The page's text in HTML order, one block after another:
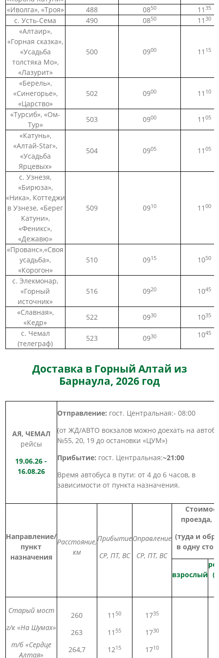
«Иволга», «Троя»
488 0850 11 35
с. Усть-Сема 490 0850 11 30
«Алтаир»,
«Горная сказка»,
«Усадьба
толстяка Мо»,
«Лазурит»
500 0900 11 15
«Берель»,
«Синегорье»,
«Царство»
502 0900 11 10
«Турсиб», «Ом-
Тур»
503 0900 11 05
«Катунь»,
«Алтай-Star»,
«Усадьба
Ярцевых»
504 0905 11 05
с. Узнезя,
«Бирюза»,
«Ника», Коттеджи
в Узнезе, «Берег
Катуни»,
«Феникс»,
«Дежавю»
509 0910 11 00
«Прованс»,«Своя
усадьба»,
«Корогон»
510 0915 1050
с. Элекмонар,
«Горный
источник»
516 0920 1045
«Славная»,
«Кедр»
522 0930 1035
с. Чемал
(телеграф)
523 0930 1045
Доставка в Горный Алтай из
Барнаула, 2026 год
АЯ, ЧЕМАЛ
рейсы
19.06.26 -
16.08.26
Отправление: гост. Центральная:- 08:00
(от ЖД/АВТО вокзалов можно доехать на
№55, 20, 19 до остановки «ЦУМ»)
Прибытие: гост. Центральная:~21:00
Время автобуса в пути: от 4 до 6 часов, в
зависимости от пункта назначения.
Направление/
пункт
назначения
Расстояние,
км
Прибытие
СР, ПТ, ВС
Оправление
СР, ПТ, ВС
проезда,
(туда и
в одну
взрослый
Старый мост
г/к «На Шумах»
т/б «Сердце
Алтая»
260
263
264,7
11 50
11 55
1215
1735
1730
1710